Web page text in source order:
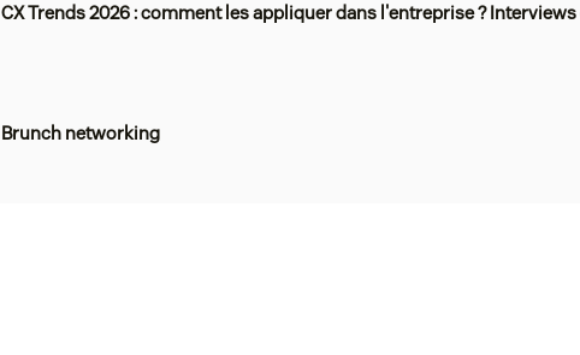
CX Trends 2026 : comment les appliquer dans l'entreprise ?
Brunch networking